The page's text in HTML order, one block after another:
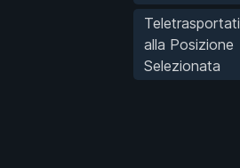
Teletrasportati
alla Posizione
Selezionata